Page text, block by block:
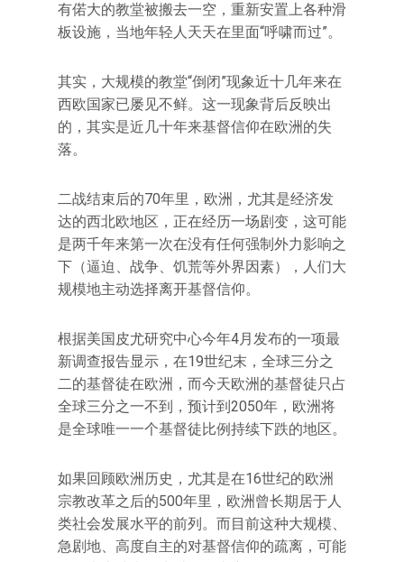
有偌大的教堂被搬去一空，重新安置上各种滑
板设施，当地年轻人天天在里面“呼啸而过”。
其实，大规模的教堂“倒闭”现象近十几年来在
西欧国家已屡见不鲜。这一现象背后反映出
的，其实是近几十年来基督信仰在欧洲的失
落。
二战结束后的70年里，欧洲，尤其是经济发
达的西北欧地区，正在经历一场剧变，这可能
是两千年来第一次在没有任何强制外力影响之
下（逼迫、战争、饥荒等外界因素），人们大
规模地主动选择离开基督信仰。
根据美国皮尤研究中心今年4月发布的一项最
新调查报告显示，在19世纪末，全球三分之
二的基督徒在欧洲，而今天欧洲的基督徒只占
全球三分之一不到，预计到2050年，欧洲将
是全球唯一一个基督徒比例持续下跌的地区。
如果回顾欧洲历史，尤其是在16世纪的欧洲
宗教改革之后的500年里，欧洲曾长期居于人
类社会发展水平的前列。而目前这种大规模、
急剧地、高度自主的对基督信仰的疏离，可能